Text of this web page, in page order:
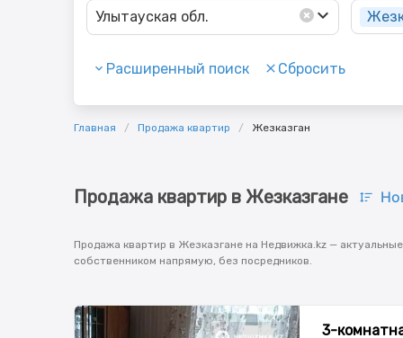
Улытауская обл.
Расширенный поиск Сбросить
Главная Продажа квартир Жезказган
Продажа квартир в Жезказгане
Продажа квартир в Жезказгане на Недвижка.kz —
собственником напрямую, без посредников.
3-